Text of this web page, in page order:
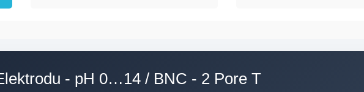
- pH 0…14 / BNC - 2 Pore T